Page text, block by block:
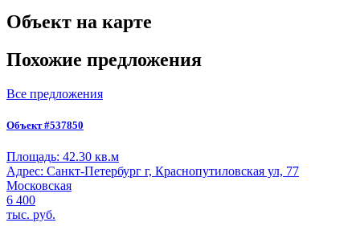
Объект на карте
Похожие предложения
Все предложения
Объект #537850
Площадь: 42.30 кв.м
Адрес: Санкт-Петербург г, Краснопутиловская ул, 77
Московская
6 400
тыс. руб.